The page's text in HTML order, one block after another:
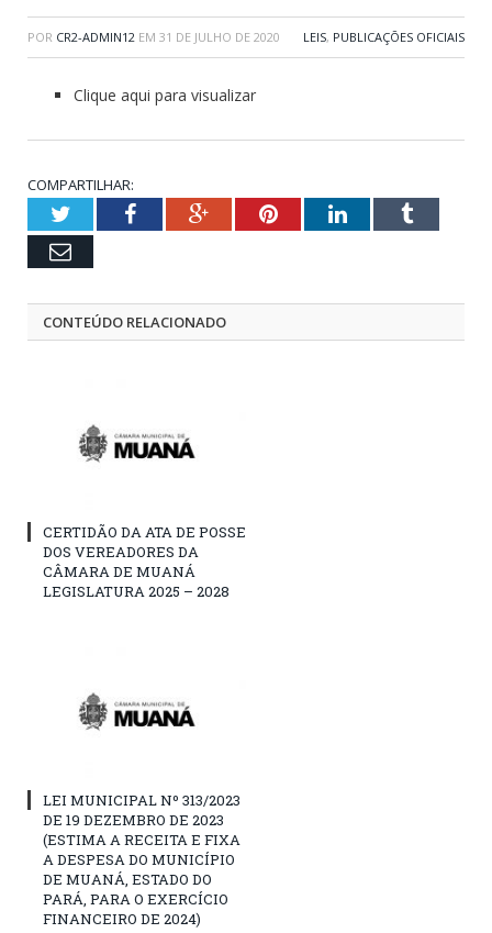
POR CR2-ADMIN12 EM 31 DE JULHO DE 2020 LEIS, PUBLICAÇÕES OFICIAIS
Clique aqui para visualizar
COMPARTILHAR:
TwitterFacebookGoogle+PinterestLinkedInTumblr
Email
CONTEÚDO RELACIONADO
CERTIDÃO DA ATA DE POSSE
DOS VEREADORES DA
CÂMARA DE MUANÁ
LEGISLATURA 2025 – 2028
LEI MUNICIPAL Nº 313/2023
DE 19 DEZEMBRO DE 2023
(ESTIMA A RECEITA E FIXA
A DESPESA DO MUNICÍPIO
DE MUANÁ, ESTADO DO
PARÁ, PARA O EXERCÍCIO
FINANCEIRO DE 2024)